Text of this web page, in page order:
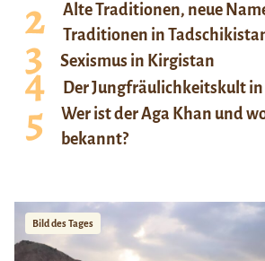
Alte Traditionen, neue
Traditionen in
Sexismus in Kirgistan
Der Jungfräulichkeitskult
Wer ist der Aga Khan und
bekannt?
Bild des Tages